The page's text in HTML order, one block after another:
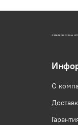
АВТОАКСЕССУАРЫ
О